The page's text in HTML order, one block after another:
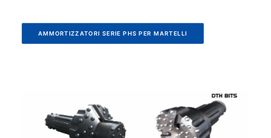
AMMORTIZZATORI SERIE PHS PER MARTELLI